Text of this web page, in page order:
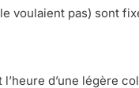
voulaient pas) sont
d’une légère